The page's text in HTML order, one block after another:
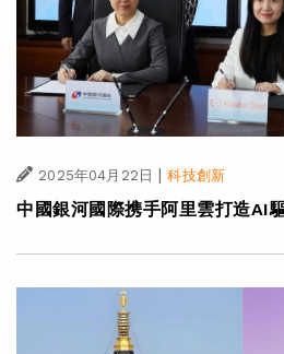
2025年04月22日 | 科技創新
中國銀河國際携手阿里雲打造AI